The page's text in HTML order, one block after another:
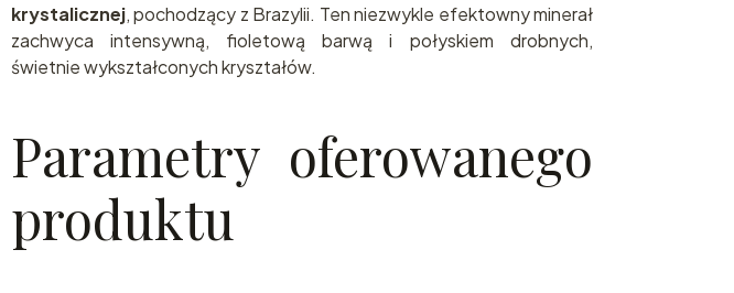
krystalicznej, pochodzący z Brazylii. Ten niezwykle efektowny minerał
zachwyca intensywną, fioletową barwą i połyskiem drobnych,
świetnie wykształconych kryształów.
Parametry oferowanego
produktu